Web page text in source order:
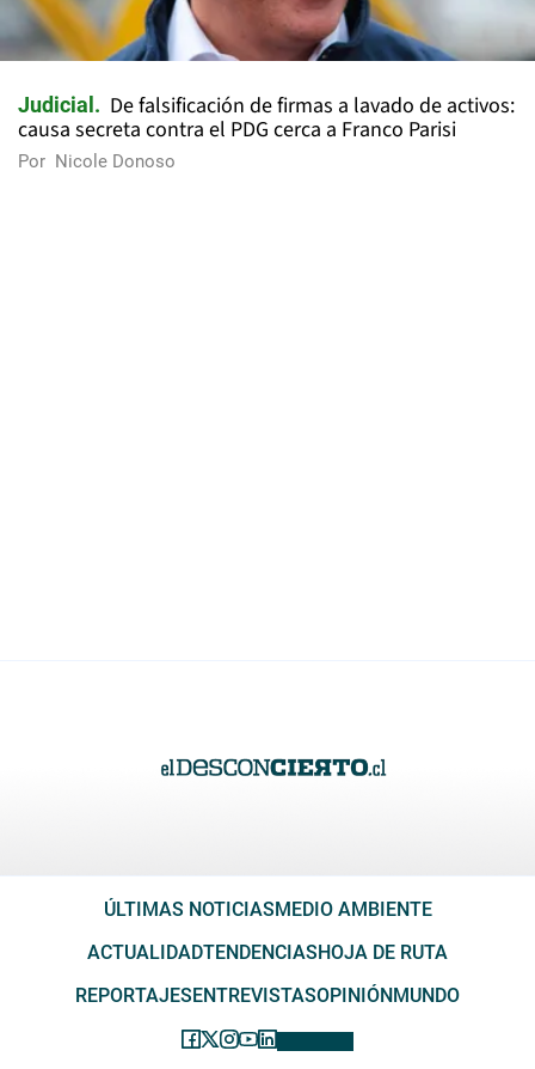
Judicial
De falsificación de firmas a lavado de activos:
causa secreta contra el PDG cerca a Franco Parisi
Por Nicole Donoso
ÚLTIMAS NOTICIAS MEDIO AMBIENTE
ACTUALIDADTENDENCIAS HOJA DE RUTA
REPORTAJES ENTREVISTASOPINIÓN MUNDO